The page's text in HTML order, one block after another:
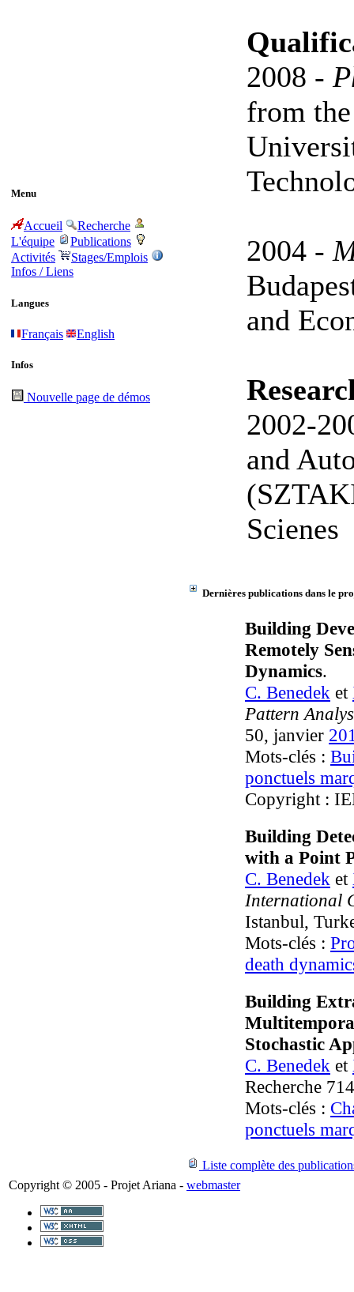
Menu
Accueil
Recherche
L'équipe
Publications
Activités
Stages/Emplois
Infos / Liens
Langues
Français English
Infos
Nouvelle page de démos
2008 -
from
2004 -
and
2002-
and
Scienes
Dernières publications dans le
Building
Remotely
Dynamics.
C. Benedek et
Pattern
50, janvier
Mots-clés :
ponctuels
Copyright :
Building
with a Point
C. Benedek et
International
Istanbul,
Mots-clés :
death
Building
Stochastic
C. Benedek et
Recherche
Mots-clés :
ponctuels
Liste complète des
Copyright © 2005 - Projet Ariana - webmaster